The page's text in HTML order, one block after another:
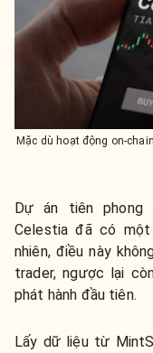
Mặc dù hoạt động on-
Dự án tiên phong
Celestia đã có một
nhiên, điều này
trader, ngược lại
phát hành đầu tiên.
Lấy dữ liệu từ